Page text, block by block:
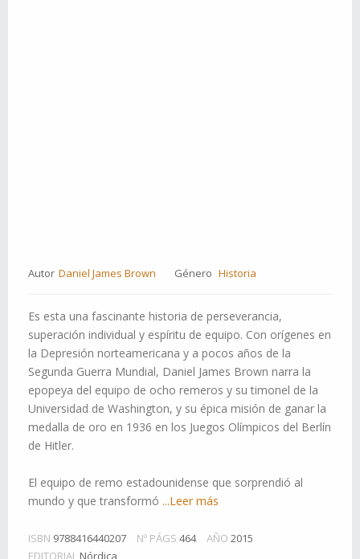
Autor Daniel James Brown Género Historia
Es esta una fascinante historia de perseverancia,
superación individual y espíritu de equipo. Con orígenes en
la Depresión norteamericana y a pocos años de la
Segunda Guerra Mundial, Daniel James Brown narra la
epopeya del equipo de ocho remeros y su timonel de la
Universidad de Washington, y su épica misión de ganar la
medalla de oro en 1936 en los Juegos Olímpicos del Berlín
de Hitler.
El equipo de remo estadounidense que sorprendió al
mundo y que transformó ...Leer más
ISBN 9788416440207 Nº PÁGS 464 AÑO 2015
EDITORIAL Nórdica